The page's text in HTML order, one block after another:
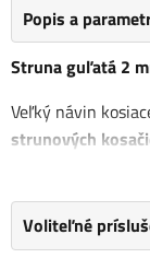
Popis a
Struna guľatá 2
Veľký návin
strunových
zaistenie
Kategória
Voliteľné